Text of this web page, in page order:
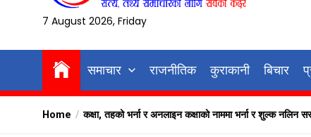
7 August 2026, Friday
समाचार राजनीतिक कुराकानी बिचार
Home कक्षा, तहको भर्ना र अनलाइन कक्षाको नाममा भर्ना र शुल्क नलिन